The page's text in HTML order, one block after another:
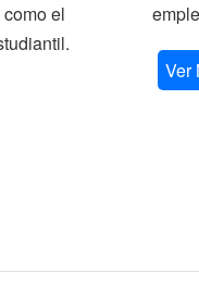
el
Ver